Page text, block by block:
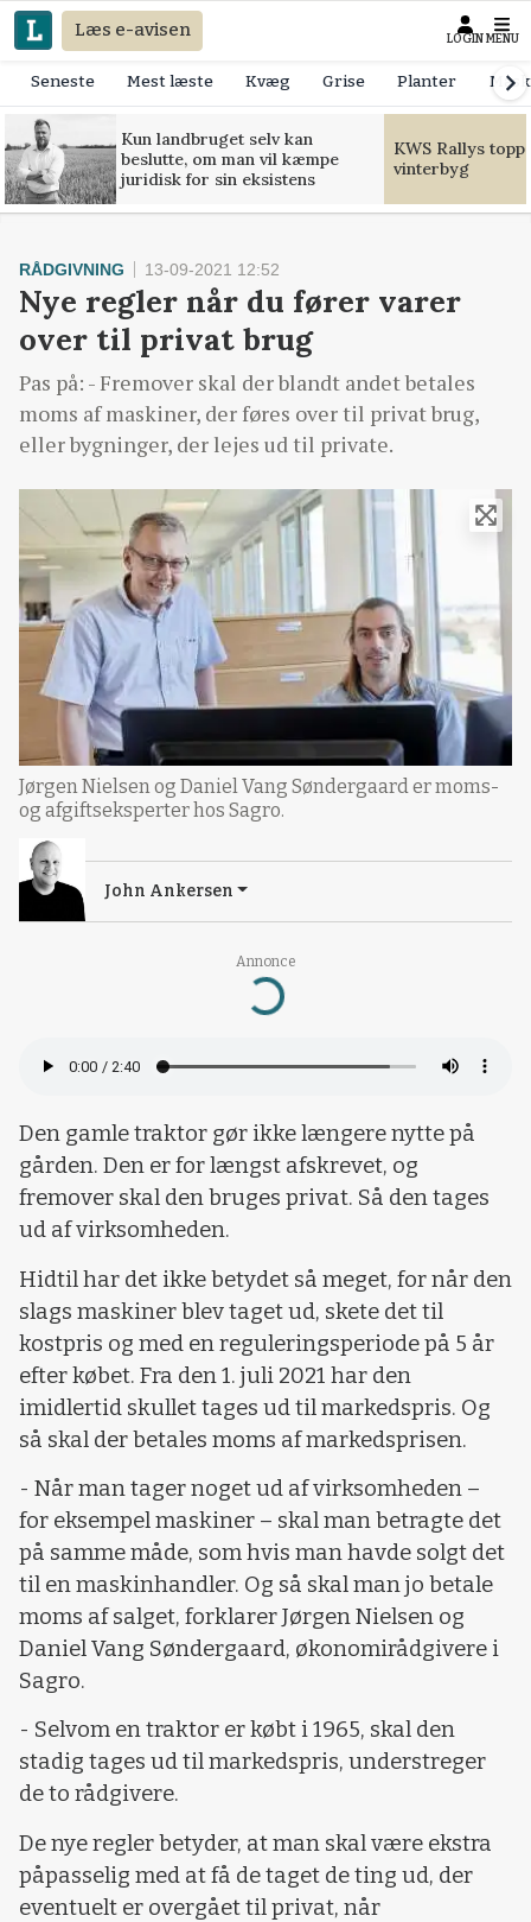
Læs e-avisen LOGIN MENU
Seneste Mest læste Kvæg Grise Planter
Kun landbruget selv kan
beslutte, om man vil kæmpe
juridisk for sin eksistens
KWS Rallys
vinterbyg
Annonce
Loading...
RÅDGIVNING 13-09-2021 12:52
Nye regler når du fører varer
over til privat brug
Pas på: - Fremover skal der blandt andet betales
moms af maskiner, der føres over til privat brug,
eller bygninger, der lejes ud til private.
Jørgen Nielsen og Daniel Vang Søndergaard er moms-
og afgiftseksperter hos Sagro.
John Ankersen
Den gamle traktor gør ikke længere nytte på
gården. Den er for længst afskrevet, og
fremover skal den bruges privat. Så den tages
ud af virksomheden.
Hidtil har det ikke betydet så meget, for når den
slags maskiner blev taget ud, skete det til
kostpris og med en reguleringsperiode på 5 år
efter købet. Fra den 1. juli 2021 har den
imidlertid skullet tages ud til markedspris. Og
så skal der betales moms af markedsprisen.
- Når man tager noget ud af virksomheden –
for eksempel maskiner – skal man betragte det
på samme måde, som hvis man havde solgt det
til en maskinhandler. Og så skal man jo betale
moms af salget, forklarer Jørgen Nielsen og
Daniel Vang Søndergaard, økonomirådgivere i
Sagro.
- Selvom en traktor er købt i 1965, skal den
stadig tages ud til markedspris, understreger
de to rådgivere.
De nye regler betyder, at man skal være ekstra
påpasselig med at få de taget de ting ud, der
eventuelt er overgået til privat, når